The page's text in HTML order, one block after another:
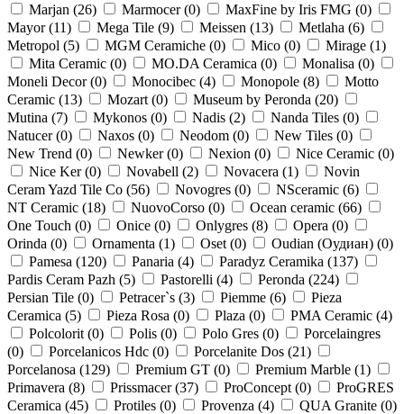
Marjan (26) Marmocer (0) MaxFine by Iris FMG (0)
Mayor (11) Mega Tile (9) Meissen (13) Metlaha (6)
Metropol (5) MGM Ceramiche (0) Mico (0) Mirage (1)
Mita Ceramic (0) MO.DA Ceramica (0) Monalisa (0)
Moneli Decor (0) Monocibec (4) Monopole (8)
Motto
Ceramic (13) Mozart (0) Museum by Peronda (20)
Mutina (7) Mykonos (0) Nadis (2) Nanda Tiles (0)
Natucer (0) Naxos (0) Neodom (0) New Tiles (0)
New Trend (0) Newker (0) Nexion (0) Nice Ceramic (0)
Nice Ker (0) Novabell (2) Novacera (1)
Novin
Ceram Yazd Tile Co (56) Novogres (0) NSceramic (6)
NT Ceramic (18) NuovoCorso (0) Ocean ceramic (66)
One Touch (0) Onice (0) Onlygres (8) Opera (0)
Orinda (0) Ornamenta (1) Oset (0) Oudian (Оудиан) (0)
Pamesa (120) Panaria (4) Paradyz Ceramika (137)
Pardis Ceram Pazh (5) Pastorelli (4) Peronda (224)
Persian Tile (0) Petracer`s (3) Piemme (6)
Pieza
Ceramica (5) Pieza Rosa (0) Plaza (0) PMA Ceramic (4)
Polcolorit (0) Polis (0) Polo Gres (0)
Porcelaingres
(0) Porcelanicos Hdc (0) Porcelanite Dos (21)
Porcelanosa (129) Premium GT (0) Premium Marble (1)
Primavera (8) Prissmacer (37) ProConcept (0)
ProGRES
Ceramica (45) Protiles (0) Provenza (4) QUA Granite (0)